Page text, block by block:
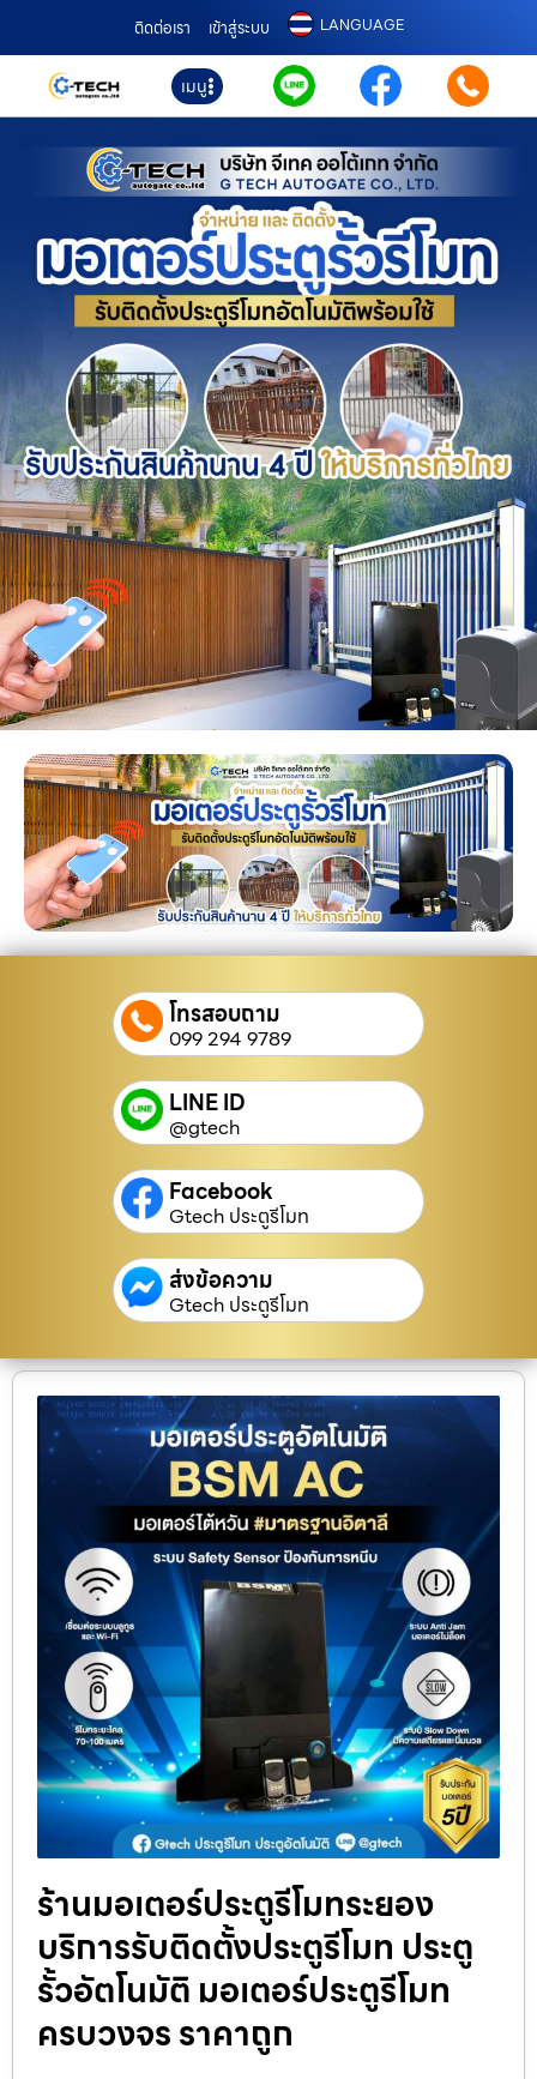
ติดต่อเรา เข้าสู่ระบบ LANGUAGE
เมนู
โทรสอบถาม
099 294 9789
LINE ID
@gtech
Facebook
Gtech ประตูรีโมท
ส่งข้อความ
Gtech ประตูรีโมท
ร้านมอเตอร์ประตูรีโมทระยอง
บริการรับติดตั้งประตูรีโมท ประตู
รั้วอัตโนมัติ มอเตอร์ประตูรีโมท
ครบวงจร ราคาถูก